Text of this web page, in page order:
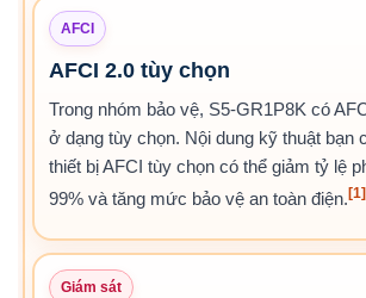
AFCI
AFCI 2.0 tùy chọn
Trong nhóm bảo vệ, S5-GR1P8K có
ở dạng tùy chọn. Nội dung kỹ thuật bạn
thiết bị AFCI tùy chọn có thể giảm tỷ lệ
99% và tăng mức bảo vệ an toàn điện. [1]
Giám sát